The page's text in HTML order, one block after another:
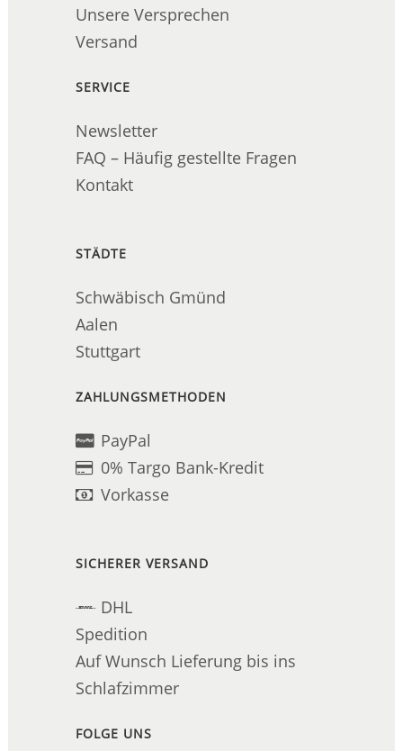
Unsere Versprechen
Versand
SERVICE
Newsletter
FAQ – Häufig gestellte Fragen
Kontakt
STÄDTE
Schwäbisch Gmünd
Aalen
Stuttgart
ZAHLUNGSMETHODEN
PayPal
0% Targo Bank-Kredit
Vorkasse
SICHERER VERSAND
DHL
Spedition
Auf Wunsch Lieferung bis ins
Schlafzimmer
FOLGE UNS